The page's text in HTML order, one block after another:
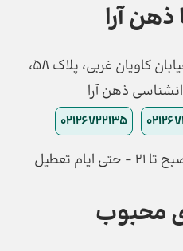
ذهن آرا
سیدخندان، خیابان جلفا، خیابان کاویان غربی، پلاک 58،
ذهن آرا
02126722135
محبوب